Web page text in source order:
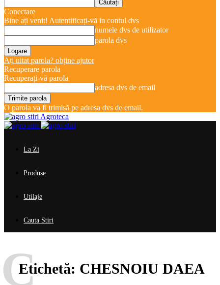
Conectare
Bine ați venit! Autentificați-vă in contul dvs
numele dvs de utilizator
parola dvs
Ați uitat parola? obține ajutor
Recuperare parola
Recuperați-vă parola
adresa dvs de email
O parola va fi trimisă pe adresa dvs de email.
Agroteca
La Zi
Produse
Utilaje
Cauta Stiri
Etichetă: CHESNOIU DAEA
C